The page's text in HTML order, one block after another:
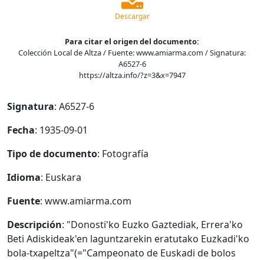
Descargar
Para citar el origen del documento:
Colección Local de Altza / Fuente: www.amiarma.com / Signatura:
A6527-6
https://altza.info/?z=3&x=7947
Signatura: A6527-6
Fecha: 1935-09-01
Tipo de documento: Fotografía
Idioma: Euskara
Fuente: www.amiarma.com
Descripción: "Donosti'ko Euzko Gaztediak, Errera'ko
Beti Adiskideak'en laguntzarekin eratutako Euzkadi'ko
bola-txapeltza"(="Campeonato de Euskadi de bolos